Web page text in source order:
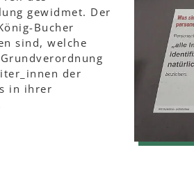
gewidmet. Der
Bucher
sind, welche
der
in ihrer